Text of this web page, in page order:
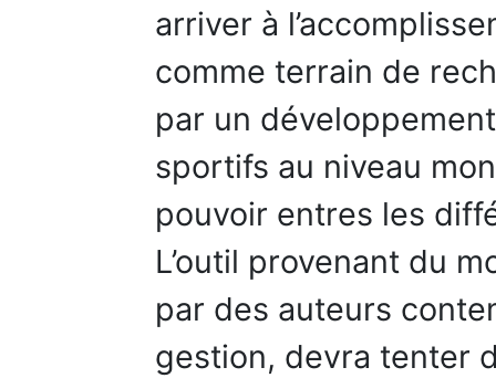
arriver à
comme terrain de
par un
sportifs au niveau
pouvoir entres les
L’outil provenant du
par des auteurs
gestion, devra tenter